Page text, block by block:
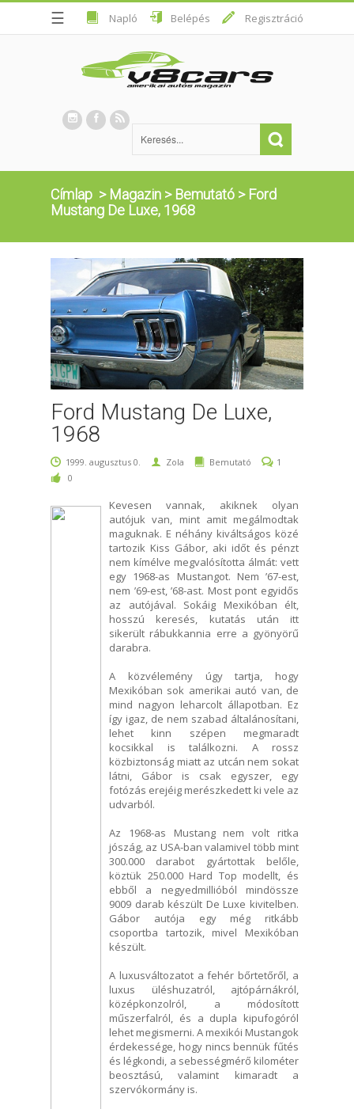
☰ Napló Belépés Regisztráció
Címlap > Magazin > Bemutató > Ford
Mustang De Luxe, 1968
Ford Mustang De Luxe,
1968
1999. augusztus 0. Zola Bemutató
1
0
Kevesen vannak, akiknek olyan
autójuk van, mint amit megálmodtak
maguknak. E néhány kiváltságos közé
tartozik Kiss Gábor, aki időt és pénzt
nem kímélve megvalósította álmát: vett
egy 1968-as Mustangot. Nem ’67-est,
nem ’69-est, ’68-ast. Most pont egyidős
az autójával. Sokáig Mexikóban élt,
hosszú keresés, kutatás után itt
sikerült rábukkannia erre a gyönyörű
darabra.
A közvélemény úgy tartja, hogy
Mexikóban sok amerikai autó van, de
mind nagyon leharcolt állapotban. Ez
így igaz, de nem szabad általánosítani,
lehet kinn szépen megmaradt
kocsikkal is találkozni. A rossz
közbiztonság miatt az utcán nem sokat
látni, Gábor is csak egyszer, egy
fotózás erejéig merészkedett ki vele az
udvarból.
Az 1968-as Mustang nem volt ritka
jószág, az USA-ban valamivel több mint
300.000 darabot gyártottak belőle,
köztük 250.000 Hard Top modellt, és
ebből a negyedmillióból mindössze
9009 darab készült De Luxe kivitelben.
Gábor autója egy még ritkább
csoportba tartozik, mivel Mexikóban
készült.
A luxusváltozatot a fehér bőrtetőről, a
luxus üléshuzatról, ajtópárnákról,
középkonzolról, a módosított
műszerfalról, és a dupla kipufogóról
lehet megismerni. A mexikói Mustangok
érdekessége, hogy nincs bennük fűtés
és légkondi, a sebességmérő kilométer
beosztású, valamint kimaradt a
szervókormány is.